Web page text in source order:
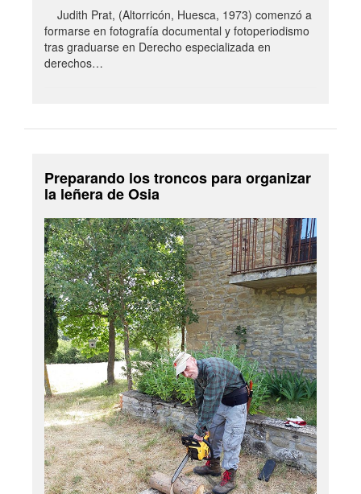
Judith Prat, (Altorricón, Huesca, 1973) comenzó a
formarse en fotografía documental y fotoperiodismo
tras graduarse en Derecho especializada en
derechos…
Preparando los troncos para organizar
la leñera de Osia